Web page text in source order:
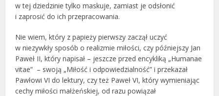
w tej dziedzinie tylko maskuje, zamiast je odsłonić
i zaprosić do ich przepracowania.
Nie wiem, który z papieży pierwszy zaczął uczyć
w niezywkły sposób o realizmie miłości, czy późniejszy Jan
Paweł II, który napisał – jeszcze przed encykliką „Humanae
vitae” – swoją „Miłość i odpowiedzialność” i przekazał
Pawłowi VI do lektury, czy też Paweł VI, który wymieniając
cechy miłości małżeńskiej, od razu powiązał